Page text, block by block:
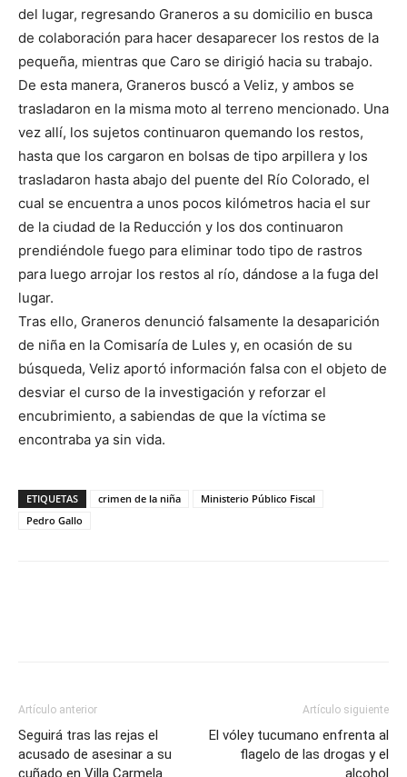
del lugar, regresando Graneros a su domicilio en busca
de colaboración para hacer desaparecer los restos de la
pequeña, mientras que Caro se dirigió hacia su trabajo.
De esta manera, Graneros buscó a Veliz, y ambos se
trasladaron en la misma moto al terreno mencionado. Una
vez allí, los sujetos continuaron quemando los restos,
hasta que los cargaron en bolsas de tipo arpillera y los
trasladaron hasta abajo del puente del Río Colorado, el
cual se encuentra a unos pocos kilómetros hacia el sur
de la ciudad de la Reducción y los dos continuaron
prendiéndole fuego para eliminar todo tipo de rastros
para luego arrojar los restos al río, dándose a la fuga del
lugar.
Tras ello, Graneros denunció falsamente la desaparición
de niña en la Comisaría de Lules y, en ocasión de su
búsqueda, Veliz aportó información falsa con el objeto de
desviar el curso de la investigación y reforzar el
encubrimiento, a sabiendas de que la víctima se
encontraba ya sin vida.
ETIQUETAS crimen de la niña
Ministerio Público Fiscal
Pedro Gallo
Artículo anterior
Seguirá tras las rejas el
acusado de asesinar a su
cuñado en Villa Carmela
Artículo siguiente
El vóley tucumano enfrenta al
flagelo de las drogas y el
alcohol